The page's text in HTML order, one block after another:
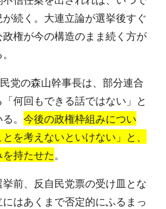
続く。大連立論が選挙後すぐ
権が今の構造のまま続く方が
党の森山幹事長は、部分連合
何回もできる話ではない」と
。 今後の政権枠組みについ
を考えないといけない」と、
持たせた。
前、反自民党票の受け皿とな
はあくまで否定的にふるまっ